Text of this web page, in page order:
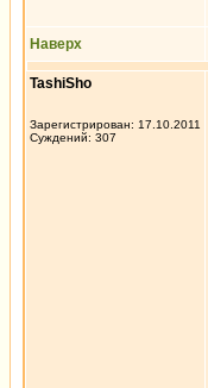
Наверх
TashiSho
Зарегистрирован: 17.10.2011
Суждений: 307